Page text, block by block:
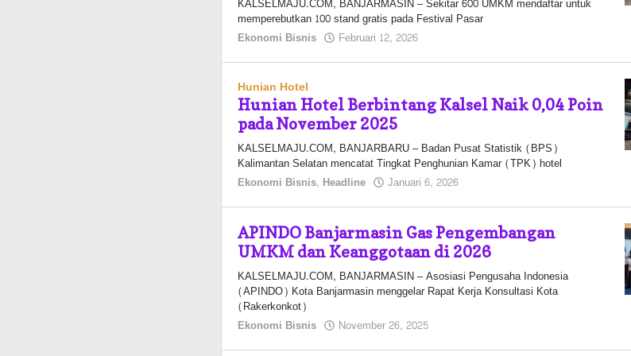
KALSELMAJU.COM, BANJARMASIN – Sekitar 600 UMKM mendaftar untuk
memperebutkan 100 stand gratis pada Festival Pasar
Ekonomi Bisnis
Februari 12, 2026
Hunian Hotel
Hunian Hotel Berbintang Kalsel Naik 0,04 Poin
pada November 2025
KALSELMAJU.COM, BANJARBARU – Badan Pusat Statistik (BPS)
Kalimantan Selatan mencatat Tingkat Penghunian Kamar (TPK) hotel
Ekonomi Bisnis, Headline Januari 6, 2026
APINDO Banjarmasin Gas Pengembangan
UMKM dan Keanggotaan di 2026
KALSELMAJU.COM, BANJARMASIN – Asosiasi Pengusaha Indonesia
(APINDO) Kota Banjarmasin menggelar Rapat Kerja Konsultasi Kota
(Rakerkonkot)
Ekonomi Bisnis
November 26, 2025